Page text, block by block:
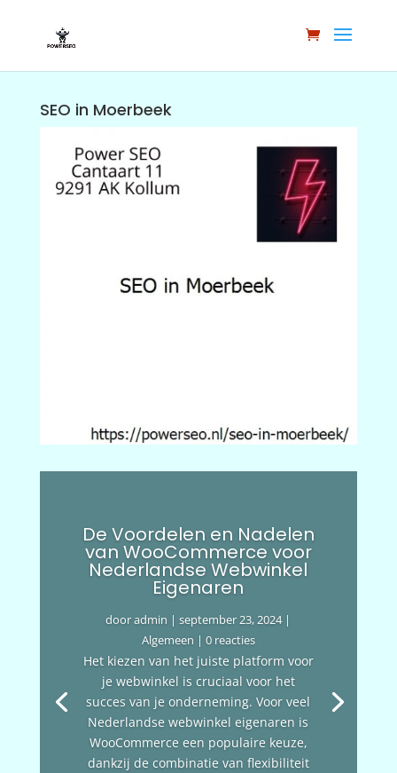
SEO in Moerbeek
De Voordelen en Nadelen
van WooCommerce voor
Nederlandse Webwinkel
Eigenaren
dooradmin |september 23, 2024|
Algemeen | 0 reacties
Het kiezen van het juiste platform voor
je webwinkel is cruciaal voor het
succes van je onderneming. Voor veel
Nederlandse webwinkel eigenaren is
WooCommerce een populaire keuze,
dankzij de combinatie van flexibiliteit